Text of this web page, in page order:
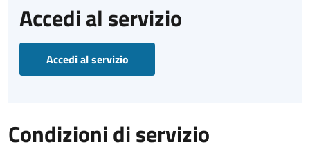
Accedi al servizio
Accedi al servizio
Condizioni di servizio